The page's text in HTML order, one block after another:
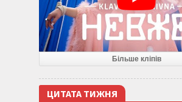
Більше кліпів
ЦИТАТА ТИЖНЯ